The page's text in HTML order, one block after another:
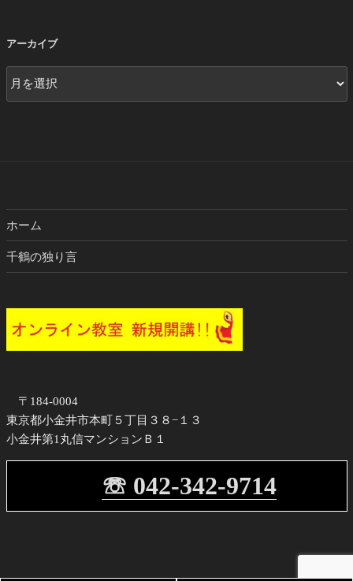
アーカイブ
ホーム
千鶴の独り言
〒184-0004
東京都小金井市本町５丁目３８−１３
小金井第1丸信マンションＢ１
☏ 042-342-9714